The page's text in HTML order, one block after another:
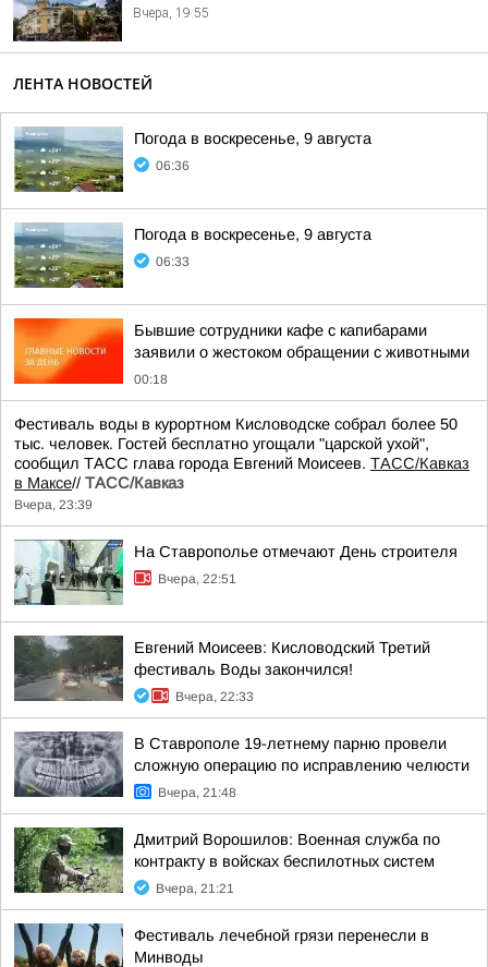
Вчера, 19:55
ЛЕНТА НОВОСТЕЙ
Погода в воскресенье, 9 августа
06:36
Погода в воскресенье, 9 августа
06:33
Бывшие сотрудники кафе с капибарами
заявили о жестоком обращении с животными
00:18
Фестиваль воды в курортном Кисловодске собрал более 50
тыс. человек. Гостей бесплатно угощали "царской ухой",
сообщил ТАСС глава города Евгений Моисеев. ТАСС/Кавказ
в Максе// ТАСС/Кавказ
Вчера, 23:39
На Ставрополье отмечают День строителя
Вчера, 22:51
Евгений Моисеев: Кисловодский Третий
фестиваль Воды закончился!
Вчера, 22:33
В Ставрополе 19-летнему парню провели
сложную операцию по исправлению челюсти
Вчера, 21:48
Дмитрий Ворошилов: Военная служба по
контракту в войсках беспилотных систем
Вчера, 21:21
Фестиваль лечебной грязи перенесли в
Минводы